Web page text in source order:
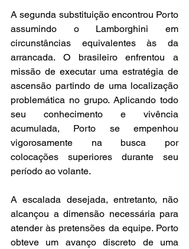
A segunda substituição encontrou Porto
assumindo o Lamborghini em
circunstâncias equivalentes às da
arrancada. O brasileiro enfrentou a
missão de executar uma estratégia de
ascensão partindo de uma localização
problemática no grupo. Aplicando todo
seu conhecimento e vivência
acumulada, Porto se empenhou
vigorosamente na busca por
colocações superiores durante seu
período ao volante.
A escalada desejada, entretanto, não
alcançou a dimensão necessária para
atender às pretensões da equipe. Porto
obteve um avanço discreto de uma